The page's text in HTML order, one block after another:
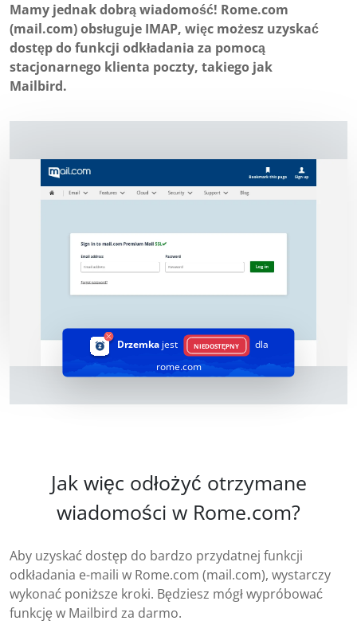
Mamy jednak dobrą wiadomość! Rome.com
(mail.com) obsługuje IMAP, więc możesz uzyskać
dostęp do funkcji odkładania za pomocą
stacjonarnego klienta poczty, takiego jak
Mailbird.
Drzemka jest NIEDOSTĘPNY
dla
rome.com
Jak więc odłożyć otrzymane
wiadomości w Rome.com?
Aby uzyskać dostęp do bardzo przydatnej funkcji
odkładania e-maili w Rome.com (mail.com), wystarczy
wykonać poniższe kroki. Będziesz mógł wypróbować
funkcję w Mailbird za darmo.